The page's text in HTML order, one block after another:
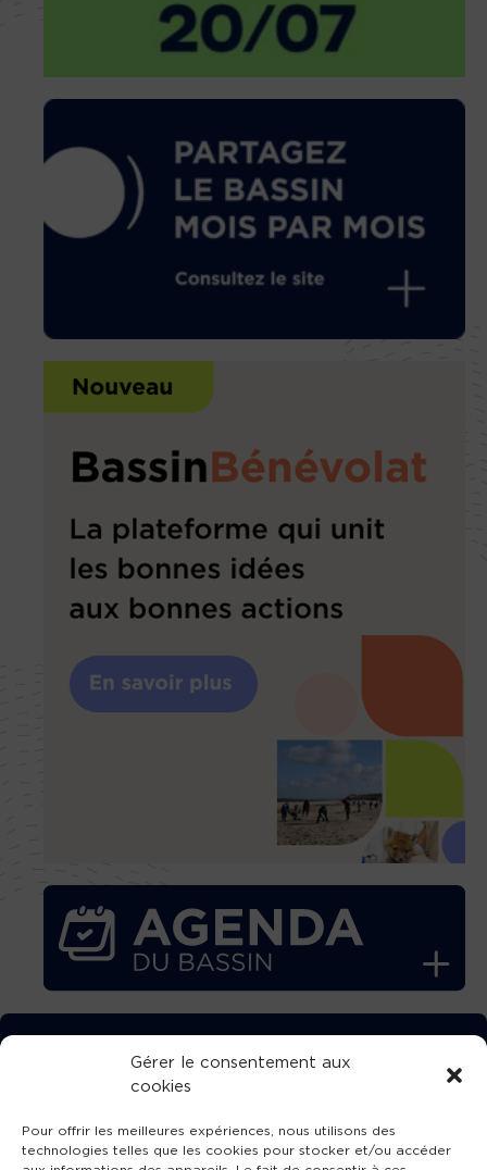
Gérer le consentement aux
cookies
Pour offrir les meilleures expériences, nous utilisons des
technologies telles que les cookies pour stocker et/ou accéder
TÉLÉCHARGEZ GRATUITEMENT
L’APPLICATION TVBA !